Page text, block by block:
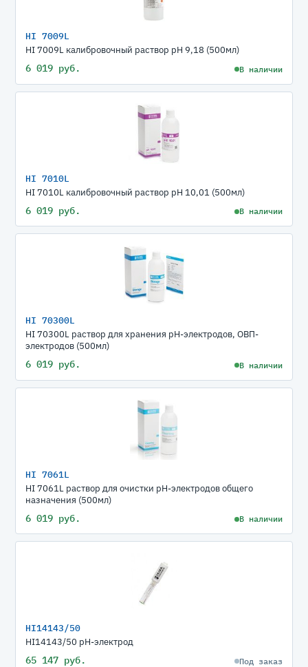
HI 7009L
HI 7009L калибровочный раствор рН 9,18 (500мл)
6 019 руб. В наличии
HI 7010L
HI 7010L калибровочный раствор рН 10,01 (500мл)
6 019 руб. В наличии
HI 70300L
HI 70300L раствор для хранения рН-электродов, ОВП-
электродов (500мл)
6 019 руб. В наличии
HI 7061L
HI 7061L раствор для очистки рН-электродов общего
назначения (500мл)
6 019 руб. В наличии
HI14143/50
HI14143/50 рН-электрод
65 147 руб. Под заказ